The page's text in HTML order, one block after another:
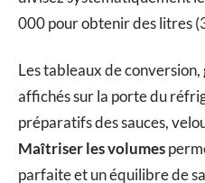
000 pour obtenir des litres
Les tableaux de
affichés sur la porte du
préparatifs des sauces,
Maîtriser les volumes
parfaite et un équilibre de